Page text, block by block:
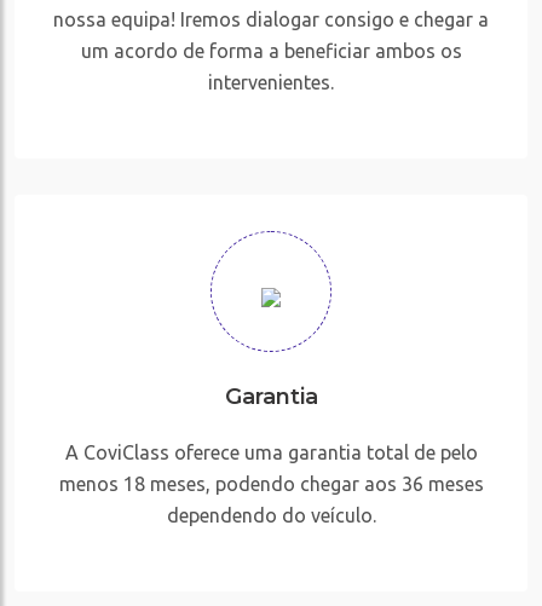
nossa equipa! Iremos dialogar consigo e chegar a
um acordo de forma a beneficiar ambos os
intervenientes.
Garantia
A CoviClass oferece uma garantia total de pelo
menos 18 meses, podendo chegar aos 36 meses
dependendo do veículo.